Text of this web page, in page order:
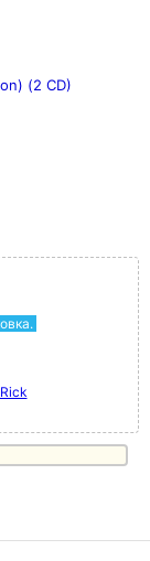
(2 CD)